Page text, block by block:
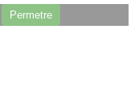
Permetre